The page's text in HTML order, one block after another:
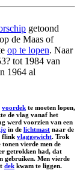
getoond
de Maas of
op te lopen. Naar
tot 1984 van
1964 al
voordek te moeten lopen,
de vlag vanaf het
werd voorzien van een
in de lichtmast naar de
flink vlaggewicht. Trok
vierde men de
getrokken had, dat
gebruiken. Men vierde
dek kwam te liggen.